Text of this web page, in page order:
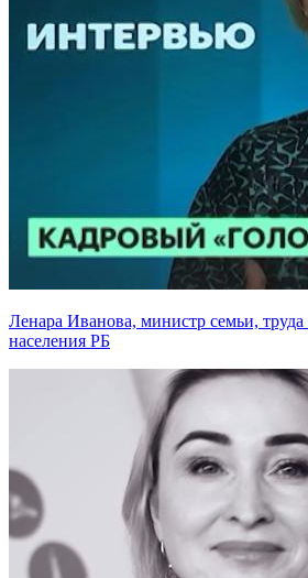
Ленара Иванова, министр семьи,
населения РБ